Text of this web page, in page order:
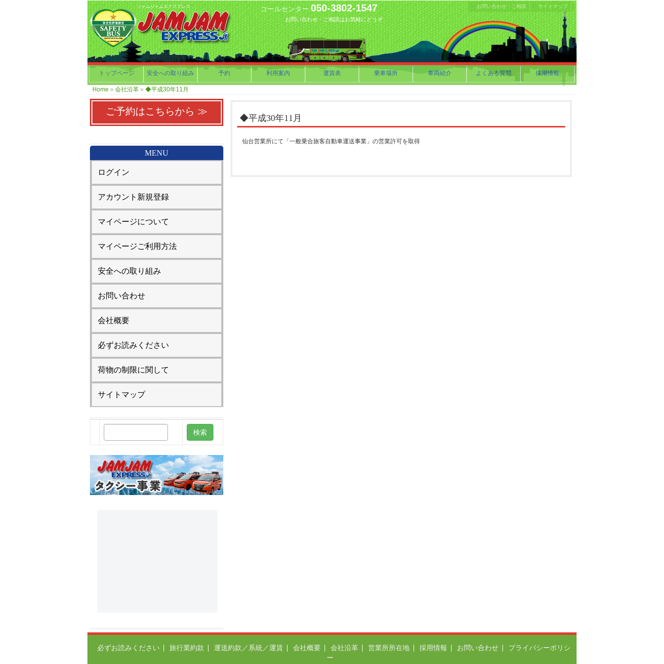
ジャムジャムエクスプレス コールセンター.050-3802-1547
お問い合わせ・ご相談はお気軽にどうぞ
お問い合わせ・ご相談 サイトマップ
トップページ 安全への取り組み 予約 利用案内 運賃表 乗車場所 車両紹介 よくある質問 採用情報
Home » 会社沿革 » ◆平成30年11月
◆平成30年11月
仙台営業所にて「一般乗合旅客自動車運送事業」の営業許可を取得
ご予約はこちらから ≫
MENU
ログイン
アカウント新規登録
マイページについて
マイページご利用方法
安全への取り組み
お問い合わせ
会社概要
必ずお読みください
荷物の制限に関して
サイトマップ
必ずお読みください 旅行業約款 運送約款／系統／運賃 会社概要 会社沿革 営業所所在地 採用情報 お問い合わせ
プライバシーポリシ
ー